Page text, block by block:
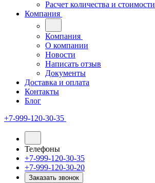
Расчет количества и стоимости
Компания
Компания
О компании
Новости
Написать отзыв
Документы
Доставка и оплата
Контакты
Блог
+7-999-120-30-35
Телефоны
+7-999-120-30-35
+7-999-120-30-20
Заказать звонок